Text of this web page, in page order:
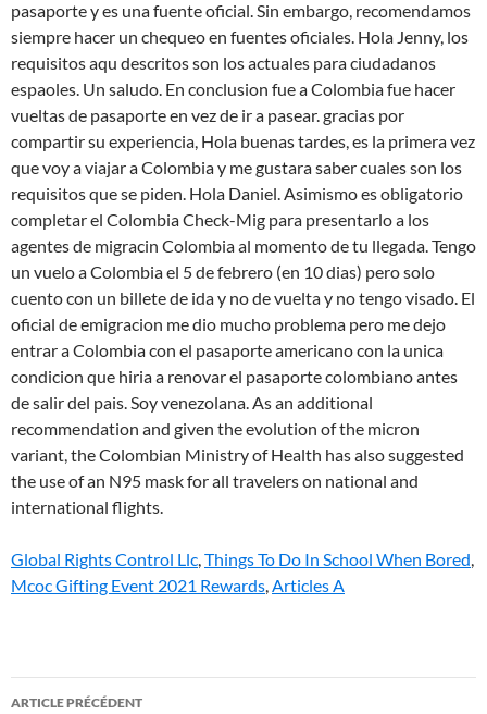
Global Rights Control Llc,Things To Do In School When Bored,
Mcoc Gifting Event 2021 Rewards,Articles A
avianca
ARTICLE PRÉCÉDENT